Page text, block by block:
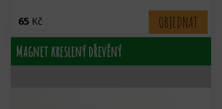
65 Kč
OBJEDNAT
Magnet kreslený dřevěný